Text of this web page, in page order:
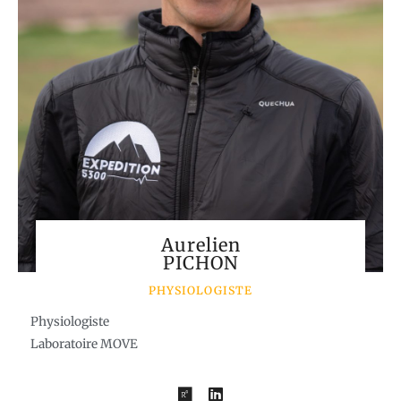
Aurelien
PICHON
PHYSIOLOGISTE
Physiologiste
Laboratoire MOVE
R L